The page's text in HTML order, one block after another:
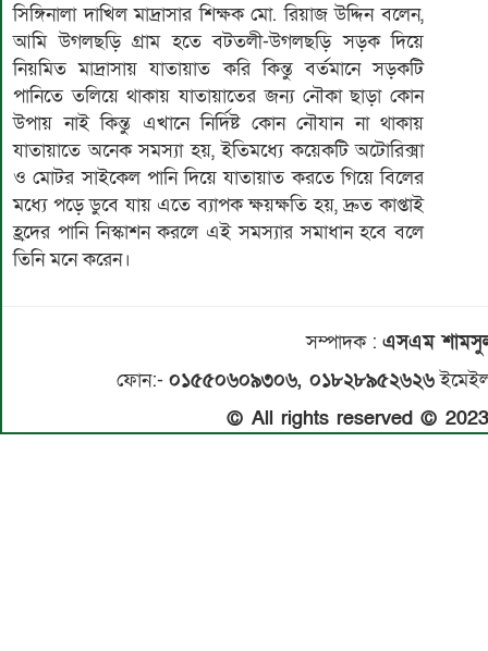
সিঙ্গিনালা দাখিল মাদ্রাসার শিক্ষক মো. রিয়াজ উদ্দিন বলেন,
আমি উগলছড়ি গ্রাম হতে বটতলী-উগলছড়ি সড়ক দিয়ে
নিয়মিত মাদ্রাসায় যাতায়াত করি কিন্তু বর্তমানে সড়কটি
পানিতে তলিয়ে থাকায় যাতায়াতের জন্য নৌকা ছাড়া কোন
উপায় নাই কিন্তু এখানে নির্দিষ্ট কোন নৌযান না থাকায়
যাতায়াতে অনেক সমস্যা হয়, ইতিমধ্যে কয়েকটি অটোরিক্সা
ও মোটর সাইকেল পানি দিয়ে যাতায়াত করতে গিয়ে বিলের
মধ্যে পড়ে ডুবে যায় এতে ব্যাপক ক্ষয়ক্ষতি হয়, দ্রুত কাপ্তাই
হ্রদের পানি নিস্কাশন করলে এই সমস্যার সমাধান হবে বলে
তিনি মনে করেন।
সম্পাদক: এসএম
ফোন:- ০১৫৫০৬০৯৩০৬, ০১৮২৮৯৫২৬২৬
© All rights reserved ©